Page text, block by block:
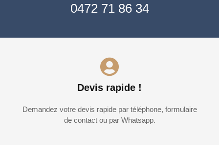
0472 71 86 34
Devis rapide !
Demandez votre devis rapide par téléphone, formulaire
de contact ou par Whatsapp.